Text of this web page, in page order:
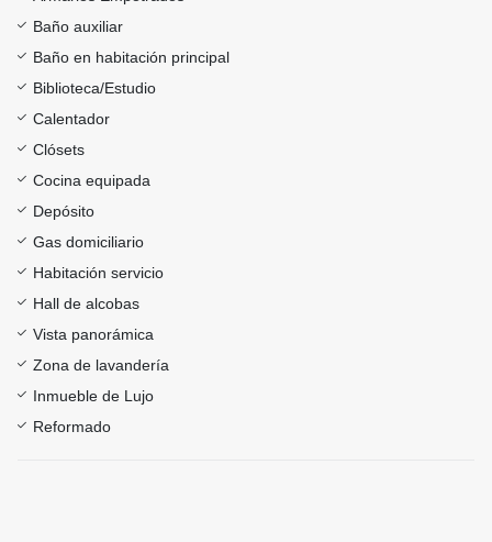
Baño auxiliar
Baño en habitación principal
Biblioteca/Estudio
Calentador
Clósets
Cocina equipada
Depósito
Gas domiciliario
Habitación servicio
Hall de alcobas
Vista panorámica
Zona de lavandería
Inmueble de Lujo
Reformado